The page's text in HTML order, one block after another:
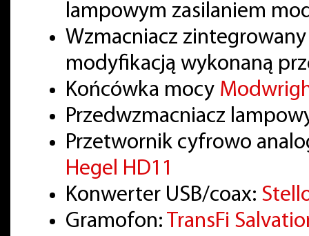
lampowym zasilaniem
Wzmacniacz
modyfikacją wykonaną
Końcówka mocy
Przedwzmacniacz
Przetwornik cyfrowo
Hegel HD11
Konwerter USB/coax:
Gramofon: TransFi